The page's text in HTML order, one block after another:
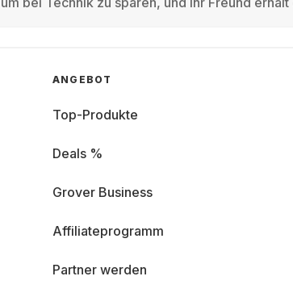
ANGEBOT
Top-Produkte
Deals %
Grover Business
Affiliateprogramm
Partner werden